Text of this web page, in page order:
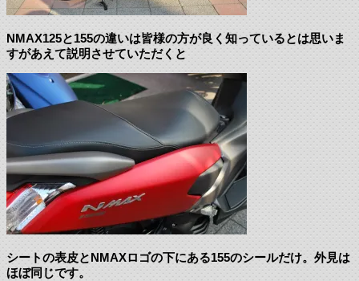
NMAX125と155の違いは皆様の方が良く知っているとは思いま
すがあえて説明させていただくと
シートの表皮とNMAXロゴの下にある155のシールだけ。外見は
ほぼ同じです。